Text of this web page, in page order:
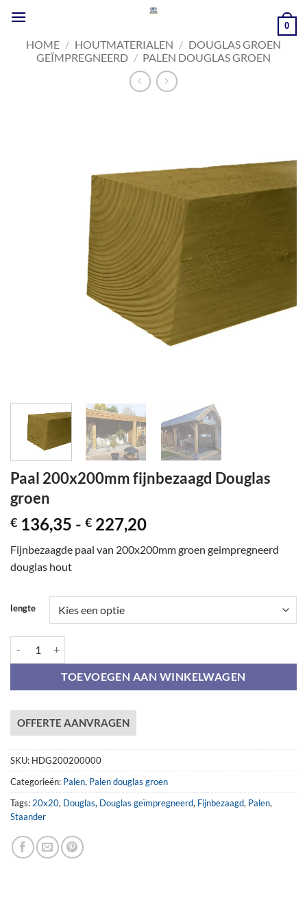
naar
inhoud
0
HOME / HOUTMATERIALEN / DOUGLAS GROEN
GEÏMPREGNEERD / PALEN DOUGLAS GROEN
Paal 200x200mm fijnbezaagd Douglas
groen
€ 136,35 - € 227,20Prijsklasse:
tot
Fijnbezaagde paal van 200x200mm groen geimpregneerd
douglas hout
lengte
TOEVOEGEN AAN WINKELWAGEN
OFFERTE AANVRAGEN
SKU: HDG200200000
Categorieën: Palen, Palen douglas groen
Tags: 20x20, Douglas, Douglas geïmpregneerd, Fijnbezaagd, Palen,
Staander